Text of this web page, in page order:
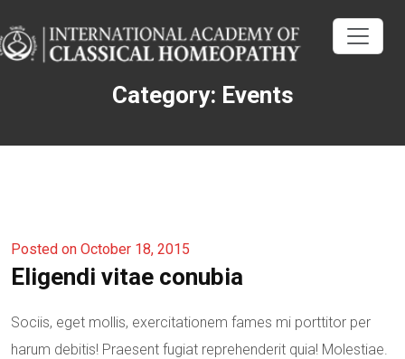
Category: Events
Posted on October 18, 2015
Eligendi vitae conubia
Sociis, eget mollis, exercitationem fames mi porttitor per
harum debitis! Praesent fugiat reprehenderit quia! Molestiae.